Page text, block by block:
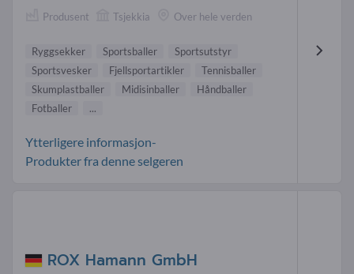
Produsent Tsjekkia Over hele verden
Ryggsekker Sportsballer
Sportsutstyr
Sportsvesker
Fjellsportartikler
Tennisballer
Skumplastballer
Midisinballer
Håndballer
Fotballer
...
Ytterligere informasjon-
Produkter fra denne selgeren
ROX Hamann GmbH